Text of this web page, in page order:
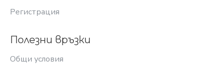
Регистрация
Полезни връзки
Общи условия